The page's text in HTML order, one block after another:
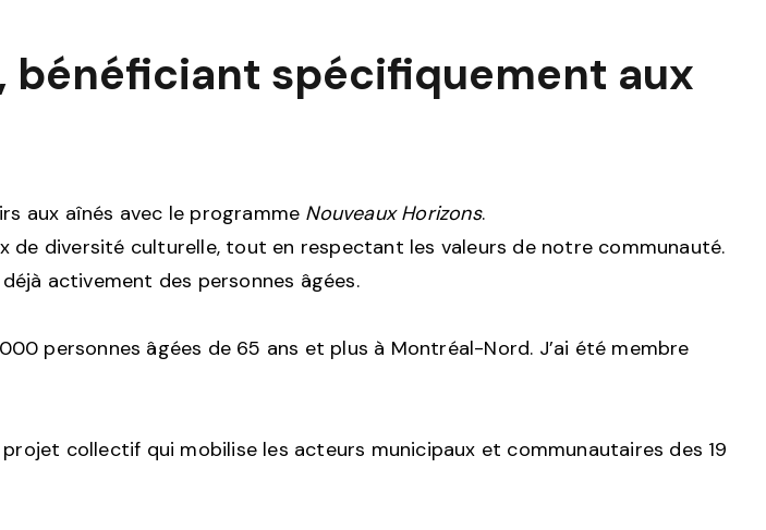
bénéficiant spécifiquement aux
aux aînés avec le programme Nouveaux Horizons.
de diversité culturelle, tout en respectant les valeurs de notre communauté.
activement des personnes âgées.
personnes âgées de 65 ans et plus à Montréal-Nord. J’ai été membre
projet collectif qui mobilise les acteurs municipaux et communautaires des 19